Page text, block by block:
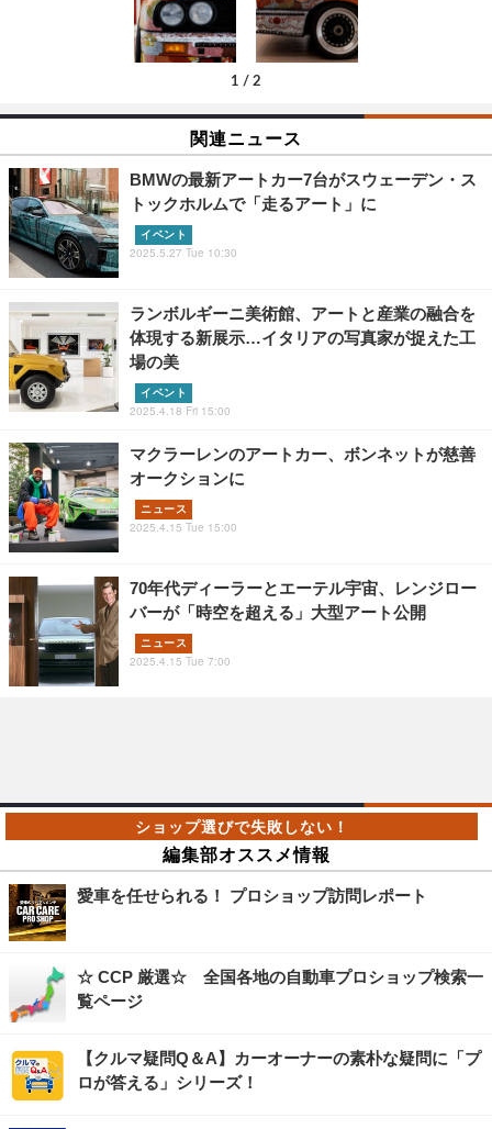
1 / 2
関連ニュース
BMWの最新アートカー7台がスウェーデン・ス
トックホルムで「走るアート」に
イベント
2025.5.27 Tue 10:30
ランボルギーニ美術館、アートと産業の融合を
体現する新展示…イタリアの写真家が捉えた工
場の美
イベント
2025.4.18 Fri 15:00
マクラーレンのアートカー、ボンネットが慈善
オークションに
ニュース
2025.4.15 Tue 15:00
70年代ディーラーとエーテル宇宙、レンジロー
バーが「時空を超える」大型アート公開
ニュース
2025.4.15 Tue 7:00
編集部オススメ情報
愛車を任せられる！ プロショップ訪問レポート
☆ CCP 厳選☆ 全国各地の自動車プロショップ検索一
覧ページ
【クルマ疑問Q＆A】カーオーナーの素朴な疑問に「プ
ロが答える」シリーズ！